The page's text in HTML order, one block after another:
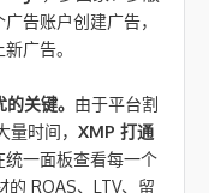
告账户创建广告，
广告。
关键。 由于平台割
时间， XMP 打通
统一面板查看每一个
ROAS、LTV、留